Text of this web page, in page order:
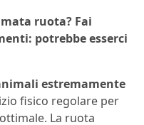
ruota? Fai
potrebbe esserci
estremamente
fisico regolare per
La ruota